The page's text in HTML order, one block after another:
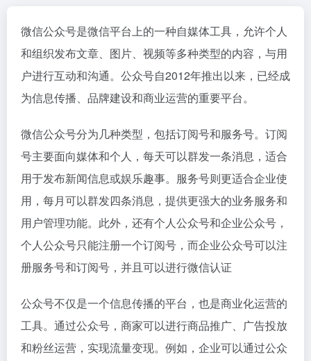
微信公众号是微信平台上的一种自媒体工具，允许个人
和组织发布文章、图片、视频等多种类型的内容，与用
户进行互动和沟通。公众号自2012年推出以来，已经成
为信息传播、品牌建设和商业运营的重要平台。
微信公众号分为几种类型，包括订阅号和服务号。订阅
号主要面向媒体和个人，每天可以群发一条消息，适合
用于发布新闻信息或娱乐趣事。服务号则更适合企业使
用，每月可以群发四条消息，提供更强大的业务服务和
用户管理功能。此外，还有个人公众号和企业公众号，
个人公众号只能注册一个订阅号，而企业公众号可以注
册服务号和订阅号，并且可以进行微信认证
公众号不仅是一个信息传播的平台，也是商业化运营的
工具。通过公众号，商家可以进行商品推广、广告投放
和粉丝运营，实现流量变现。例如，企业可以通过公众